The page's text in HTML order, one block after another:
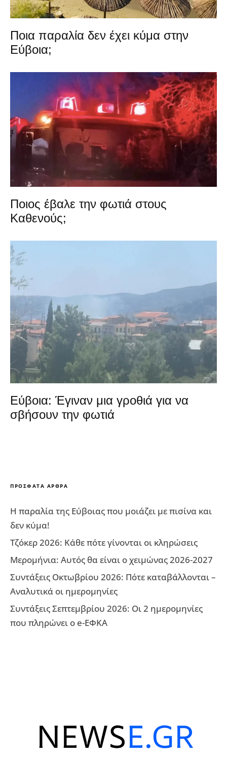
Ποια παραλία δεν έχει κύμα στην
Εύβοια;
Ποιος έβαλε την φωτιά στους
Καθενούς;
Εύβοια: Έγιναν μια γροθιά για να
σβήσουν την φωτιά
ΠΡΌΣΦΑΤΑ ΆΡΘΡΑ
Η παραλία της Εύβοιας που μοιάζει με πισίνα και
δεν κύμα!
Τζόκερ 2026: Κάθε πότε γίνονται οι κληρώσεις
Μερομήνια: Αυτός θα είναι ο χειμώνας 2026-2027
Συντάξεις Οκτωβρίου 2026: Πότε καταβάλλονται –
Αναλυτικά οι ημερομηνίες
Συντάξεις Σεπτεμβρίου 2026: Οι 2 ημερομηνίες
που πληρώνει ο e-ΕΦΚΑ